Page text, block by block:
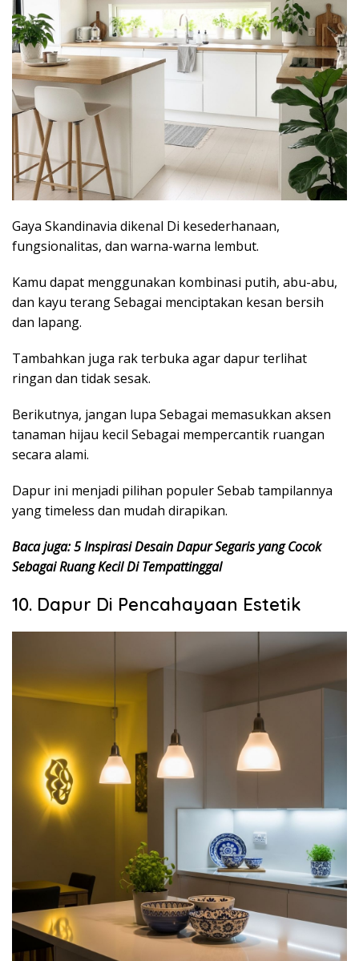
Gaya Skandinavia dikenal Di kesederhanaan,
fungsionalitas, dan warna-warna lembut.
Kamu dapat menggunakan kombinasi putih, abu-abu,
dan kayu terang Sebagai menciptakan kesan bersih
dan lapang.
Tambahkan juga rak terbuka agar dapur terlihat
ringan dan tidak sesak.
Berikutnya, jangan lupa Sebagai memasukkan aksen
tanaman hijau kecil Sebagai mempercantik ruangan
secara alami.
Dapur ini menjadi pilihan populer Sebab tampilannya
yang timeless dan mudah dirapikan.
Baca juga: 5 Inspirasi Desain Dapur Segaris yang Cocok
Sebagai Ruang Kecil Di Tempattinggal
10. Dapur Di Pencahayaan Estetik